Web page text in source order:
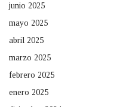
junio 2025
mayo 2025
abril 2025
marzo 2025
febrero 2025
enero 2025